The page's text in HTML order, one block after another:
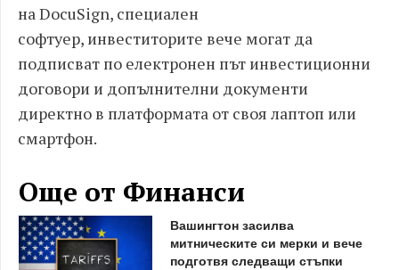
на DocuSign, специален
софтуер, инвеститорите вече могат да
подписват по електронен път инвестиционни
договори и допълнителни документи
директно в платформата от своя лаптоп или
смартфон.
Още от Финанси
Вашингтон засилва
митническите си мерки и вече
подготвя следващи стъпки